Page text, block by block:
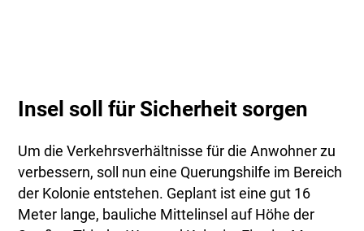
Insel soll für Sicherheit sorgen
Um die Verkehrsverhältnisse für die Anwohner zu
verbessern, soll nun eine Querungshilfe im Bereich
der Kolonie entstehen. Geplant ist eine gut 16
Meter lange, bauliche Mittelinsel auf Höhe der